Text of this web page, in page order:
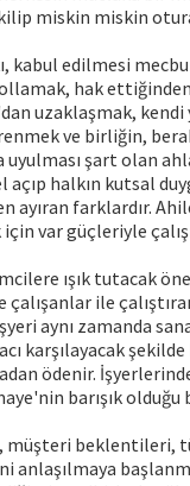
miskin miskin
kabul edilmesi
hak
uzaklaşmak,
ve birliğin,
şart olan
halkın kutsal
ayıran farklardır.
var güçleriyle
ışık tutacak
ile
aynı zamanda
karşılayacak
ödenir.
barışık
müşteri beklentileri,
anlaşılmaya